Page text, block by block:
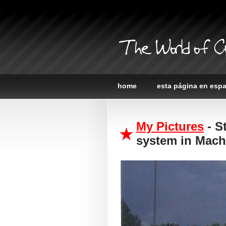
The World of
home esta página en
My Pictures -
system in